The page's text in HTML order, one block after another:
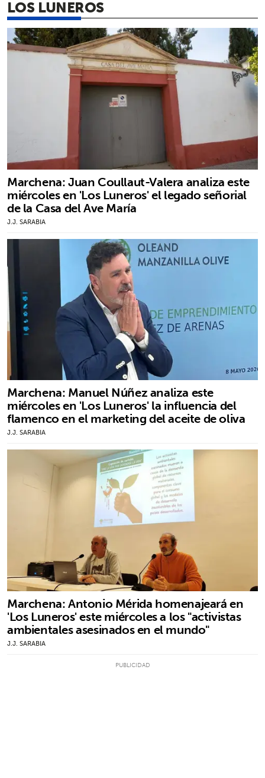
LOS LUNEROS
Marchena: Juan Coullaut-Valera analiza este
miércoles en 'Los Luneros' el legado señorial
de la Casa del Ave María
J.J. SARABIA
Marchena: Manuel Núñez analiza este
miércoles en 'Los Luneros' la influencia del
flamenco en el marketing del aceite de oliva
J.J. SARABIA
Marchena: Antonio Mérida homenajeará en
'Los Luneros' este miércoles a los "activistas
ambientales asesinados en el mundo"
J.J. SARABIA